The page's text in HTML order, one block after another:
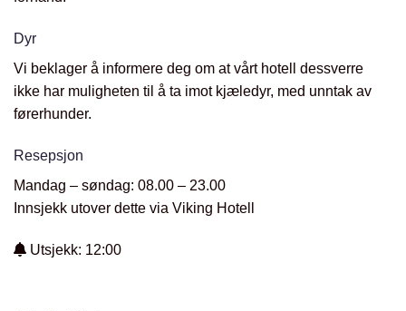
Dyr
Vi beklager å informere deg om at vårt hotell dessverre
ikke har muligheten til å ta imot kjæledyr, med unntak av
førerhunder.
Resepsjon
Mandag – søndag: 08.00 – 23.00
Innsjekk utover dette via Viking Hotell
Utsjekk: 12:00